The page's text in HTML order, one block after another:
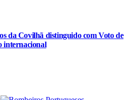
da Covilhã distinguido com Voto de
internacional